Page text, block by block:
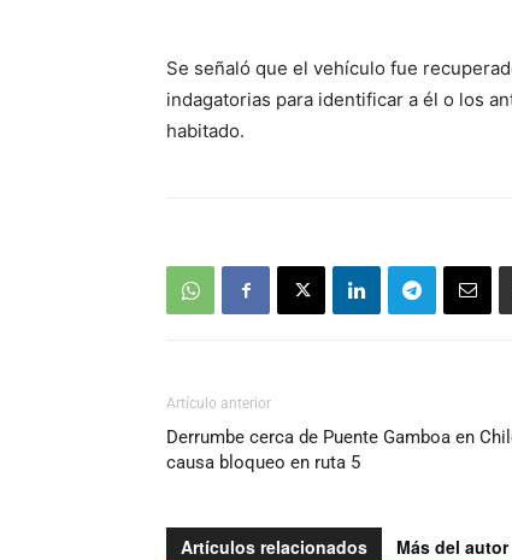
Se señaló que el vehículo fue
indagatorias para identificar a él o los
habitado.
Artículo anterior
Derrumbe cerca de Puente Gamboa en
causa bloqueo en ruta 5
Artículos relacionados Más del autor